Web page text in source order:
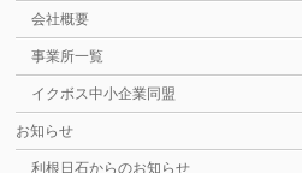
会社概要
事業所一覧
イクボス中小企業同盟
お知らせ
利根日石からのお知らせ